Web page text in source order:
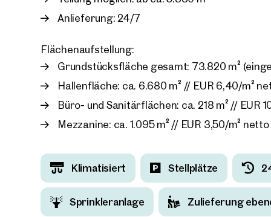
Anlieferung: 24/7
Flächenaufstellung:
Grundstücksfläche gesamt: 73.820 m²
Hallenfläche: ca. 6.680 m² // EUR 6,40/m²
Büro- und Sanitärflächen: ca. 218 m² // EUR
Mezzanine: ca. 1.095 m² // EUR 3,50/m² netto
Klimatisiert Stellplätze
Sprinkleranlage Zulieferung
Ihre
Ihre
Anrede
Bitte
Wir
Sagen
über
Wie